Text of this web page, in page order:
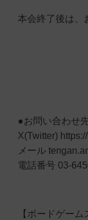
本会終了後は、
●お問い合わせ
X(Twitter)
メール
電話番号 03-
【ボードゲーム